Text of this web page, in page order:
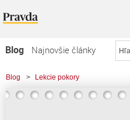
Blog
Najnovšie články
Najčítanejšie články
Najkomentovanejšie články
Blog > Lekcie pokory
> Čisté víno, prosím! Dvojku pre